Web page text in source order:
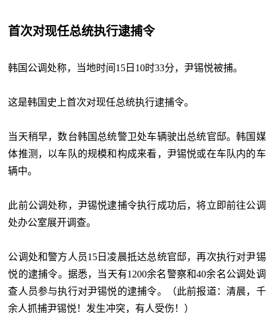
首次对现任总统执行逮捕令
韩国公调处称，当地时间15日10时33分，尹锡悦被捕。
这是韩国史上首次对现任总统执行逮捕令。
当天稍早，数台韩国总统警卫处车辆驶出总统官邸。韩国媒
体推测，以车队的规模和构成来看，尹锡悦或在车队内的车
辆中。
此前公调处称，尹锡悦逮捕令执行成功后，将立即前往公调
处办公室展开调查。
公调处和警方人员15日凌晨抵达总统官邸，再次执行对尹锡
悦的逮捕令。据悉，当天有1200余名警察和40余名公调处调
查人员参与执行对尹锡悦的逮捕令。（此前报道：清晨，千
余人抓捕尹锡悦！发生冲突，有人受伤！）